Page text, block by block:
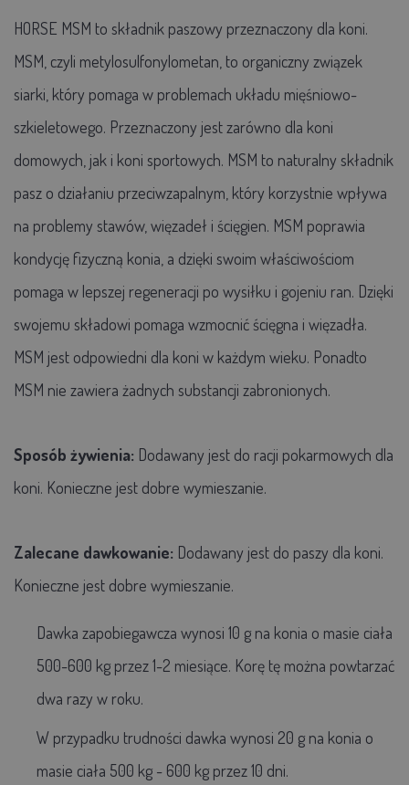
HORSE MSM to składnik paszowy przeznaczony dla koni.
MSM, czyli metylosulfonylometan, to organiczny związek
siarki, który pomaga w problemach układu mięśniowo-
szkieletowego. Przeznaczony jest zarówno dla koni
domowych, jak i koni sportowych. MSM to naturalny składnik
pasz o działaniu przeciwzapalnym, który korzystnie wpływa
na problemy stawów, więzadeł i ścięgien. MSM poprawia
kondycję fizyczną konia, a dzięki swoim właściwościom
pomaga w lepszej regeneracji po wysiłku i gojeniu ran. Dzięki
swojemu składowi pomaga wzmocnić ścięgna i więzadła.
MSM jest odpowiedni dla koni w każdym wieku. Ponadto
MSM nie zawiera żadnych substancji zabronionych.
Sposób żywienia: Dodawany jest do racji pokarmowych dla
koni. Konieczne jest dobre wymieszanie.
Zalecane dawkowanie: Dodawany jest do paszy dla koni.
Konieczne jest dobre wymieszanie.
Dawka zapobiegawcza wynosi 10 g na konia o masie ciała
500-600 kg przez 1-2 miesiące. Korę tę można powtarzać
dwa razy w roku.
W przypadku trudności dawka wynosi 20 g na konia o
masie ciała 500 kg - 600 kg przez 10 dni.